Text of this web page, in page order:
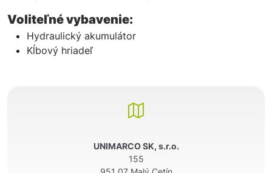
Voliteľné vybavenie:
Hydraulický akumulátor
Kĺbový hriadeľ
UNIMARCO SK, s.r.o.
155